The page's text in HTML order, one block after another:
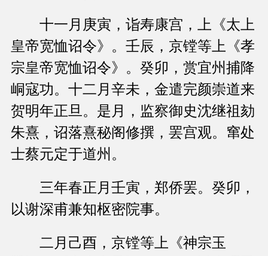
十一月庚寅，诣寿康宫，上《太上
皇帝宽恤诏令》。壬辰，京镗等上《孝
宗皇帝宽恤诏令》。癸卯，赏宜州捕降
峒寇功。十二月辛未，金遣完颜崇道来
贺明年正旦。是月，监察御史沈继祖劾
朱熹，诏落熹秘阁修撰，罢宫观。窜处
士蔡元定于道州。
三年春正月壬寅，郑侨罢。癸卯，
以谢深甫兼知枢密院事。
二月己酉，京镗等上《神宗玉